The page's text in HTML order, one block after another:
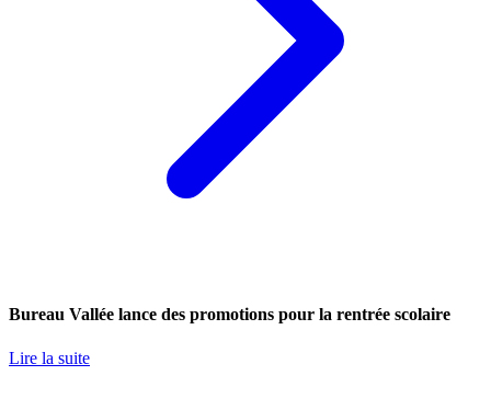
Bureau Vallée lance des promotions pour la rentrée scolaire
Lire la suite